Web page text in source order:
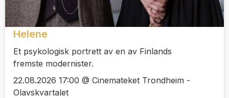
Helene
Et psykologisk portrett av en av Finlands
fremste modernister.
22.08.2026 17:00 @ Cinemateket Trondheim -
Olavskvartalet